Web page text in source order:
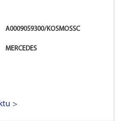
A0009059300/KOSMOSSC
MERCEDES
>